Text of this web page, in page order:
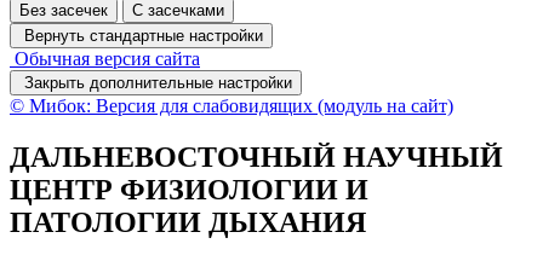
Без засечек
С засечками
Вернуть стандартные настройки
Обычная версия сайта
Закрыть дополнительные настройки
© Мибок: Версия для слабовидящих (модуль на сайт)
ДАЛЬНЕВОСТОЧНЫЙ НАУЧНЫЙ
ЦЕНТР ФИЗИОЛОГИИ И
ПАТОЛОГИИ ДЫХАНИЯ